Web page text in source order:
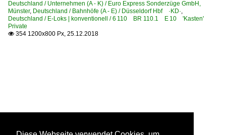
Deutschland / Unternehmen (A - K) / Euro Express Sonderzüge GmbH,
Münster, Deutschland / Bahnhöfe (A - E) / Düsseldorf Hbf ·KD·,
Deutschland / E-Loks | konventionell / 6 110 BR 110.1 E 10 'Kasten'
Private
 354 1200x800 Px, 25.12.2018